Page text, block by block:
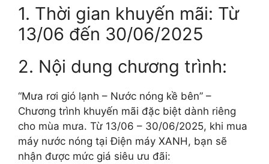
1. Thời gian khuyến mãi: Từ
13/06 đến 30/06/2025
2. Nội dung chương trình:
“Mưa rơi gió lạnh – Nước nóng kề bên” –
Chương trình khuyến mãi đặc biệt dành riêng
cho mùa mưa. Từ 13/06 – 30/06/2025, khi mua
máy nước nóng tại Điện máy XANH, bạn sẽ
nhận được mức giá siêu ưu đãi: